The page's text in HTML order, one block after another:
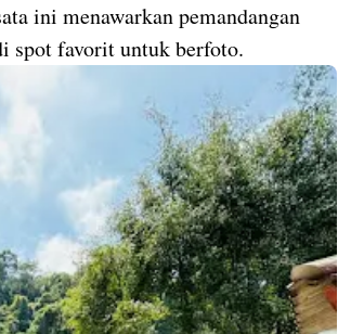
ini menawarkan pemandangan
spot favorit untuk berfoto.